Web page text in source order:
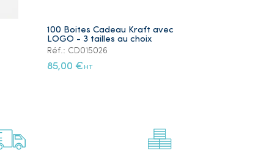
100 Boites Cadeau Kraft avec
LOGO - 3 tailles au choix
Réf.: CD015026
85,00 € HT